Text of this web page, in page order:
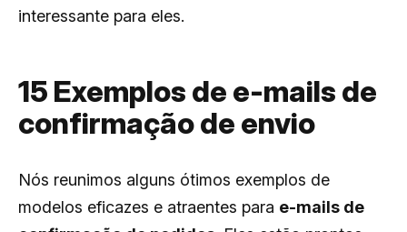
interessante para eles.
15 Exemplos de e-mails de
confirmação de envio
Nós reunimos alguns ótimos exemplos de
modelos eficazes e atraentes para e-mails de